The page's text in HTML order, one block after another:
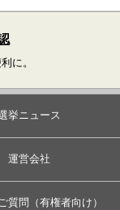
に。
挙ニュース
運営会社
質問（有権者向け）